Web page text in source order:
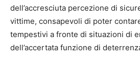
dell’accresciuta percezione di
vittime, consapevoli di poter
tempestivi a fronte di situazioni di
dell’accertata funzione di